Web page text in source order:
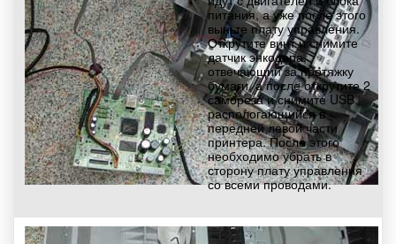
питания, а уже после этого
выньте плату управления.
Открутите винт и снимите
датчик энкодера,
отвечающий за протяжку
бумаги, а после открутите 2
самореза и снимите USB,
распологающийся в
передней левой части
принтера. После этого
необходимо убрать в
сторону плату управления
со всеми проводами.